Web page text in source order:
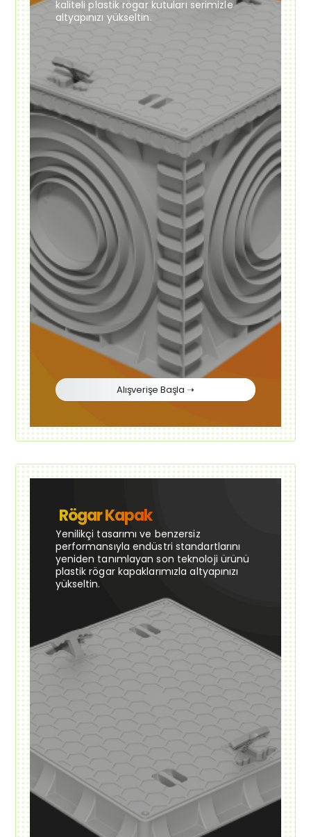
kaliteli plastik rögar kutuları serimizle
altyapınızı yükseltin.
Alışverişe Başla ➝
Rögar Kapak
Yenilikçi tasarımı ve benzersiz
performansıyla endüstri standartlarını
yeniden tanımlayan son teknoloji ürünü
plastik rögar kapaklarımızla altyapınızı
yükseltin.